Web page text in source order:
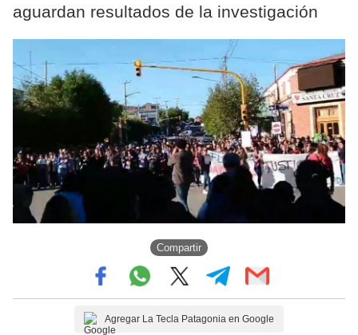
aguardan resultados de la investigación
Compartir
Agregar La Tecla Patagonia en Google